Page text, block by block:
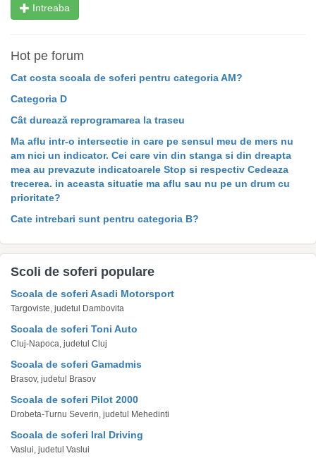
Intreaba
Hot pe forum
Cat costa scoala de soferi pentru categoria AM?
Categoria D
Cât durează reprogramarea la traseu
Ma aflu intr-o intersectie in care pe sensul meu de mers nu
am nici un indicator. Cei care vin din stanga si din dreapta
mea au prevazute indicatoarele Stop si respectiv Cedeaza
trecerea. in aceasta situatie ma aflu sau nu pe un drum cu
prioritate?
Cate intrebari sunt pentru categoria B?
Scoli de soferi populare
Scoala de soferi Asadi Motorsport
Targoviste, judetul Dambovita
Scoala de soferi Toni Auto
Cluj-Napoca, judetul Cluj
Scoala de soferi Gamadmis
Brasov, judetul Brasov
Scoala de soferi Pilot 2000
Drobeta-Turnu Severin, judetul Mehedinti
Scoala de soferi Iral Driving
Vaslui, judetul Vaslui